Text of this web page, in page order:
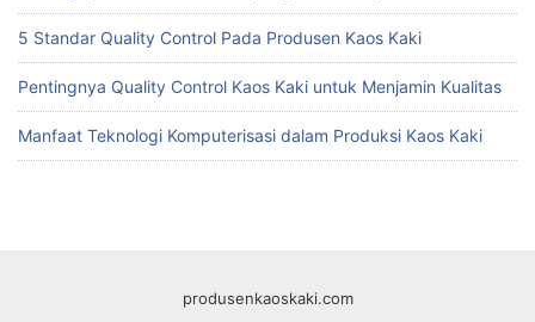
5 Standar Quality Control Pada Produsen Kaos Kaki
Pentingnya Quality Control Kaos Kaki untuk Menjamin Kualitas
Manfaat Teknologi Komputerisasi dalam Produksi Kaos Kaki
produsenkaoskaki.com